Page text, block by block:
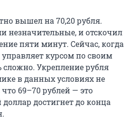
вышел на 70,20 рубля.
незначительные, и отскочил
пяти минут. Сейчас, когда
курсом по своим
сложно. Укрепление рубля
в данных условиях не
69–70 рублей — это
достигнет до конца